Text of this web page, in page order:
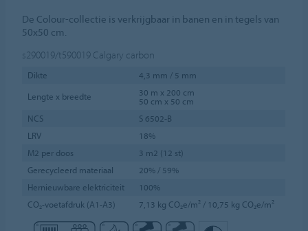
De Colour-collectie is verkrijgbaar in banen en in tegels van
50x50 cm.
s290019/t590019 Calgary carbon
Dikte
4,3 mm / 5 mm
Lengte x breedte
30 m x 200 cm
50 cm x 50 cm
NCS
S 6502-B
LRV
18%
M2 per doos
3 m2 (12 st)
Gerecycleerd materiaal
20% / 59%
Hernieuwbare elektriciteit
100%
CO₂-voetafdruk (A1-A3)
7,13 kg CO₂e/m² / 10,75 kg CO₂e/m²